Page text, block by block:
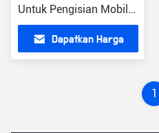
Untuk Pengisian Mobil
Listrik IP55
Dapatkan Harga
1